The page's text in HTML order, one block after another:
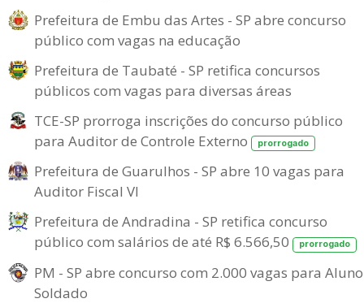
Prefeitura de Embu das Artes - SP abre concurso
público com vagas na educação
Prefeitura de Taubaté - SP retifica concursos
públicos com vagas para diversas áreas
TCE-SP prorroga inscrições do concurso público
para Auditor de Controle Externo
prorrogado
Prefeitura de Guarulhos - SP abre 10 vagas para
Auditor Fiscal VI
Prefeitura de Andradina - SP retifica concurso
público com salários de até R$ 6.566,50
prorrogado
PM - SP abre concurso com 2.000 vagas para
Soldado